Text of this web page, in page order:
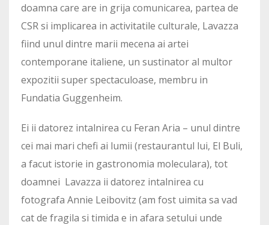
doamna care are in grija comunicarea, partea de
CSR si implicarea in activitatile culturale, Lavazza
fiind unul dintre marii mecena ai artei
contemporane italiene, un sustinator al multor
expozitii super spectaculoase, membru in
Fundatia Guggenheim.
Ei ii datorez intalnirea cu Feran Aria – unul dintre
cei mai mari chefi ai lumii (restaurantul lui, El Buli,
a facut istorie in gastronomia moleculara), tot
doamnei Lavazza ii datorez intalnirea cu
fotografa Annie Leibovitz (am fost uimita sa vad
cat de fragila si timida e in afara setului unde